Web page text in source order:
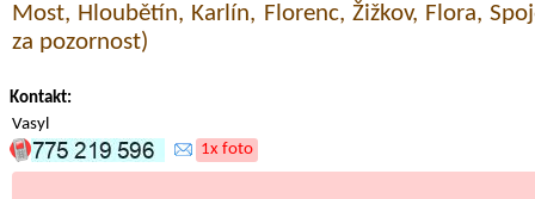
Most, Hloubětín, Karlín, Florenc, Žižkov, Flora,
za pozornost)
Kontakt:
Vasyl
1x foto